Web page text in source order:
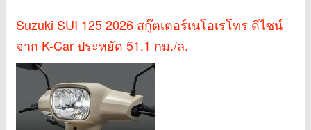
Suzuki SUI 125 2026 สกู๊ตเตอร์เนโอเรโทร ดีไซน์
จาก K-Car ประหยัด 51.1 กม./ล.